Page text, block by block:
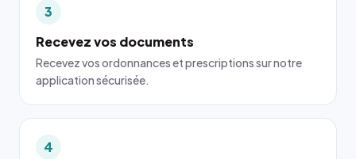
3
Recevez vos documents
Recevez vos ordonnances et prescriptions sur notre
application sécurisée.
4